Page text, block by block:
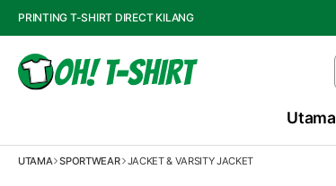
PRINTING T-SHIRT DIRECT KILANG
Utama
UTAMA SPORTWEAR JACKET & VARSITY JACKET